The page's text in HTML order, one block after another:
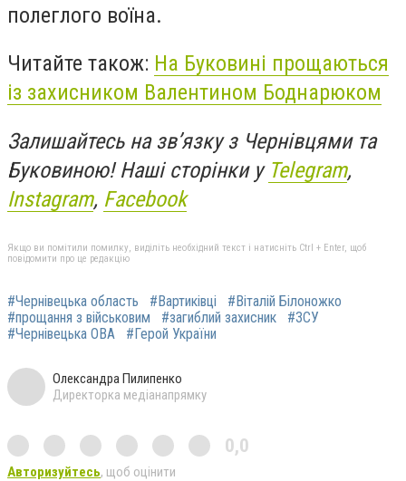
полеглого воїна.
Читайте також: На Буковині прощаються
із захисником Валентином Боднарюком
Залишайтесь на зв’язку з Чернівцями та
Буковиною! Наші сторінки у Telegram,
Instagram, Facebook
Якщо ви помітили помилку, виділіть необхідний текст і натисніть Ctrl + Enter, щоб
повідомити про це редакцію
#Чернівецька область #Вартиківці
#Віталій Білоножко
#прощання з військовим
#загиблий захисник
#ЗСУ
#Чернівецька ОВА
#Герой України
Олександра Пилипенко
Директорка медіанапрямку
0,0
Авторизуйтесь, щоб оцінити